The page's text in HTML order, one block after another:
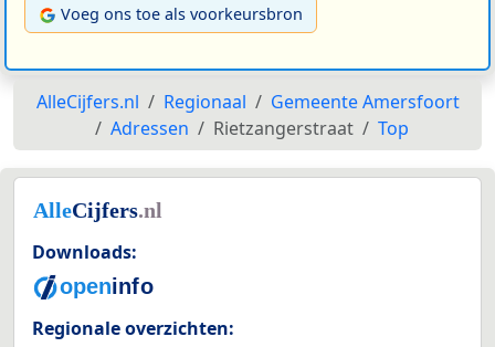
Voeg ons toe als voorkeursbron
AlleCijfers.nl Regionaal
Gemeente Amersfoort
Adressen
Rietzangerstraat Top
Downloads:
Regionale overzichten: